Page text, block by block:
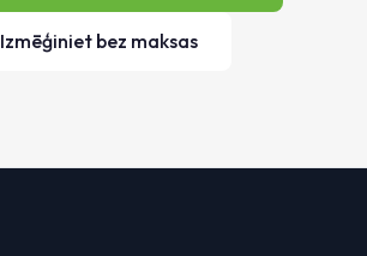
Izmēģiniet bez maksas